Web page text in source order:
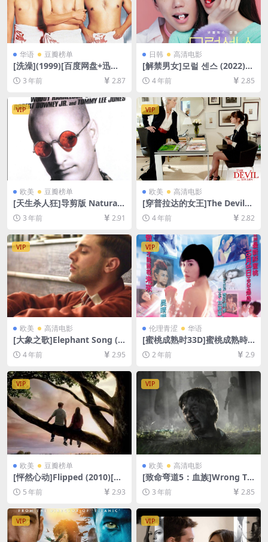
华语 豆瓣榜单
[洗澡](1999)[百度网盘+迅雷
云盘资源1080P超清未删减]
[MP4/5GB][中文字幕]
3 年前 2.87
日韩 高清电影
[解禁男女]모럴 센스 (2022)
[百度网盘+迅雷云盘资源1080
P超清未删减][MP4/7.7GB][韩
语中字]
4 年前 2.85
VIP
欧美 豆瓣榜单
[天生杀人狂]导剪版 Natural
Born Killers (1994)[百度网盘
+迅雷云盘资源1080P超清未
3 年前 2.91
VIP
欧美 高清电影
[穿普拉达的女王]The Devil
Wears Prada (2006)[百度网
盘+迅雷云盘资源1080P超清
4 年前 2.82
VIP
欧美 高清电影
[大象之歌]Elephant Song (2
014)[百度网盘+迅雷云盘资源
1080P超清未删减][MP4/6G
B][中文字幕]
4 年前 2.95
VIP
伦理青涩 华语
[蜜桃成熟时33D]蜜桃成熟時3
3D (2011)[百度网盘+夸克网
盘1080P超清未删减资源][网
盘下载][MP4/5.2GB][粤语中
字]【手机/平板无法在线播
放，请使用电脑下载防和谐压
缩包（含解压密码）】
2 年前 2.9
VIP
欧美 豆瓣榜单
[怦然心动]Flipped (2010)[百
度网盘+迅雷云盘资源1080P
超清未删减][MP4/5.8GB][中
英字幕]
5 年前 2.93
VIP
欧美 高清电影
[致命弯道5：血族]Wrong Tu
rn 5: Bloodlines (2012)[百度
网盘+迅雷云盘资源1080P超
清未删减][MP4/5GB][中英字
幕]
3 年前 2.85
VIP VIP